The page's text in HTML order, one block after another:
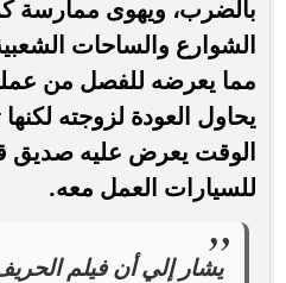
بالضرب، ويهوى ممارسة
الشوارع والساحات
مما يعرضه للفصل من
يحاول العودة لزوجته
الوقت يعرض عليه صديق
للسيارات العمل معه.